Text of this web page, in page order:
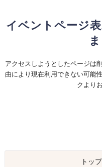
イベントページ
アクセスしようとしたページは
由により現在利用できない可能
クより
トッ